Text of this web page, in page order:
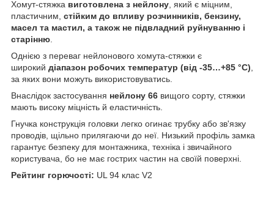
Хомут-стяжка виготовлена з нейлону , який є міцним,
пластичним, стійким до впливу розчинників, бензину,
масел та мастил, а також не підвладний руйнуванню і
старінню
Однією з переваг нейлонового хомута-стяжки є
широкий діапазон робочих температур (від -35…+85 °C)
за яких вони можуть використовуватись.
Внаслідок застосування нейлону 66 вищого сорту, стяжки
мають високу міцність й еластичність.
Гнучка конструкція головки легко огинає трубку або зв'язку
проводів, щільно прилягаючи до неї. Низький профіль замка
гарантує безпеку для монтажника, техніка і звичайного
користувача, бо не має гострих частин на своїй поверхні.
Рейтинг горючості: UL 94 клас V2